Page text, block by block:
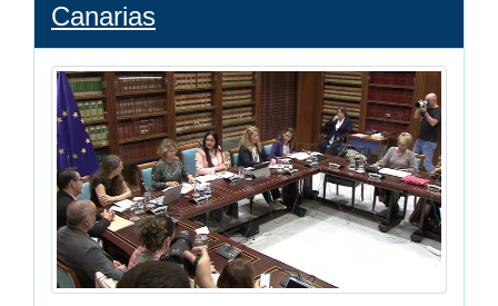
Canarias